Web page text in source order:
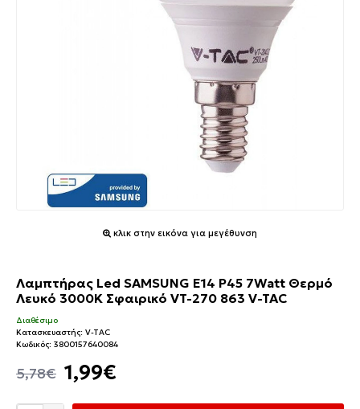
κλικ στην εικόνα για μεγέθυνση
Λαμπτήρας Led SAMSUNG E14 P45 7Watt Θερμό
Λευκό 3000Κ Σφαιρικό VT-270 863 V-TAC
1,99€
5,78€
Διαθέσιμο
Κατασκευαστής: V-TAC
Κωδικός: 3800157640084